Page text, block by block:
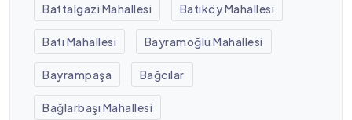
Battalgazi Mahallesi Batıköy Mahallesi
Batı Mahallesi Bayramoğlu Mahallesi
Bayrampaşa Bağcılar
Bağlarbaşı Mahallesi